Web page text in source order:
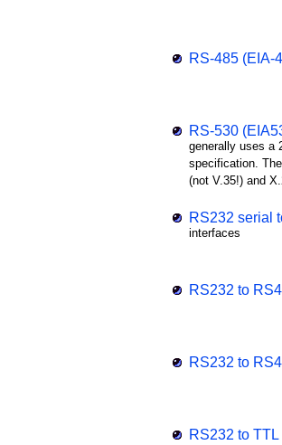
RS-485 (EIA-
RS-530
generally uses a
specification.
(not V.35!) and
RS232 serial
interfaces
RS232 to
RS232 to
RS232 to